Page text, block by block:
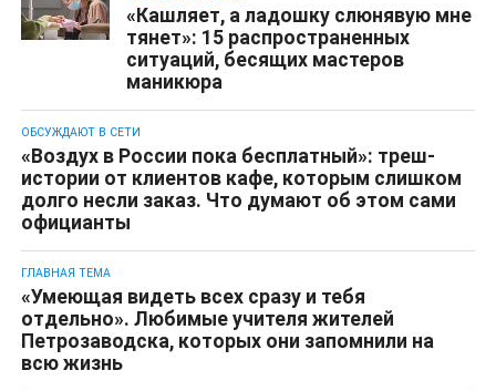
«Кашляет, а ладошку слюнявую мне
тянет»: 15 распространенных
ситуаций, бесящих мастеров
маникюра
ОБСУЖДАЮТ В СЕТИ
«Воздух в России пока бесплатный»: треш-
истории от клиентов кафе, которым слишком
долго несли заказ. Что думают об этом сами
официанты
ГЛАВНАЯ ТЕМА
«Умеющая видеть всех сразу и тебя
отдельно». Любимые учителя жителей
Петрозаводска, которых они запомнили на
всю жизнь